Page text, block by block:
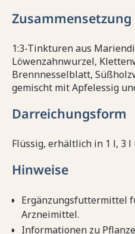
Zusammensetzung
1:3-Tinkturen aus
Löwenzahnwurzel,
Brennnesselblatt,
gemischt mit Apfelessig
Darreichungsform
Flüssig, erhältlich in 1 l, 3 l
Hinweise
Ergänzungsfuttermittel
Arzneimittel.
Informationen zu